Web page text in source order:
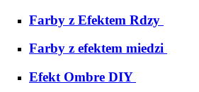
Farby z Efektem Rdzy
Farby z efektem miedzi
Efekt Ombre DIY